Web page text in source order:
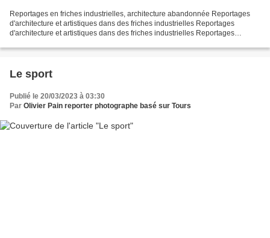
Reportages en friches industrielles, architecture abandonnée Reportages
d'architecture et artistiques dans des friches industrielles Reportages
d'architecture et artistiques dans des friches industrielles Reportages
Le sport
Publié le 20/03/2023 à 03:30
Par Olivier Pain reporter photographe basé sur Tours